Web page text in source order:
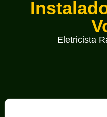
Eletricista